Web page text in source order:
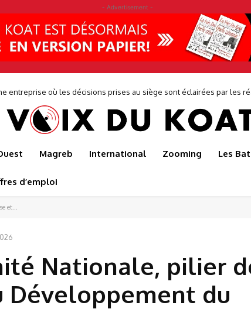
- Advertisement -
où les décisions prises au siège sont éclairées par les
l’usine de production de Japoma
Magreb International Zooming Les
d’emploi
et...
Nationale, pilier
Développement du